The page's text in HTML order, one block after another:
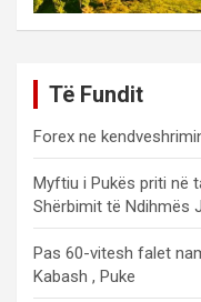
Të Fundit
Forex ne
Myftiu i Pukës priti në
Shërbimit të Ndihmës
Pas 60-vitesh falet
Kabash , Puke